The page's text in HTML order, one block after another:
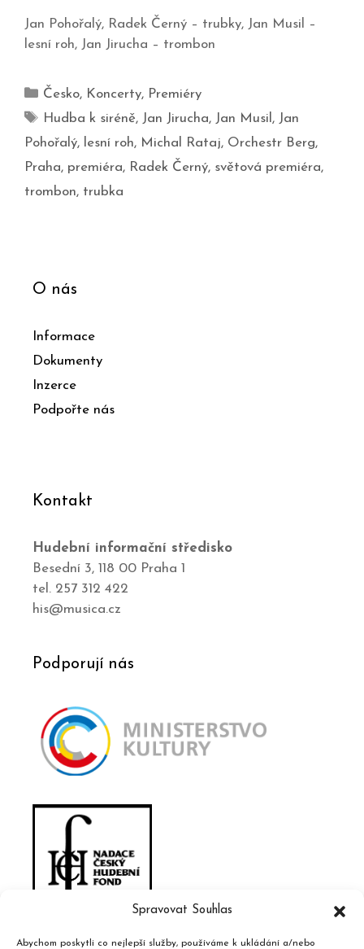
Spravovat Souhlas
Abychom poskytli co nejlepší služby, používáme k ukládání a/nebo
Jan Pohořalý, Radek Černý – trubky, Jan Musil –
lesní roh, Jan Jirucha – trombon
Česko, Koncerty, Premiéry
Hudba k siréně, Jan Jirucha, Jan Musil , Jan
Pohořalý, lesní roh, Michal Rataj, Orchestr Berg,
Praha, premiéra, Radek Černý, světová premiéra,
trombon, trubka
O nás
Informace
Dokumenty
Inzerce
Podpořte nás
Kontakt
Hudební informační středisko
Besední 3, 118 00 Praha 1
tel. 257 312 422
his@musica.cz
Podporují nás